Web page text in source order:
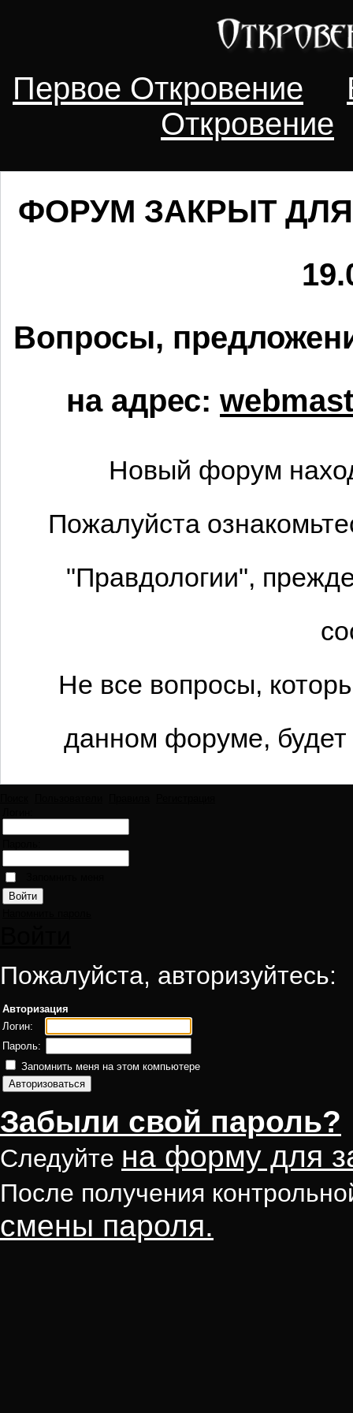
Первое Откровение
Откровение
ФОРУМ ЗАКРЫТ
Вопросы,
на адрес:
Новый форум
Пожалуйста
"Правдологии",
Не все вопросы,
данном форуме,
Пожалуйста, авторизуйтесь:
Авторизация
Логин:
Пароль:
Запомнить меня на этом компьютере
Забыли свой пароль?
Следуйте на форму для
После получения
смены пароля.